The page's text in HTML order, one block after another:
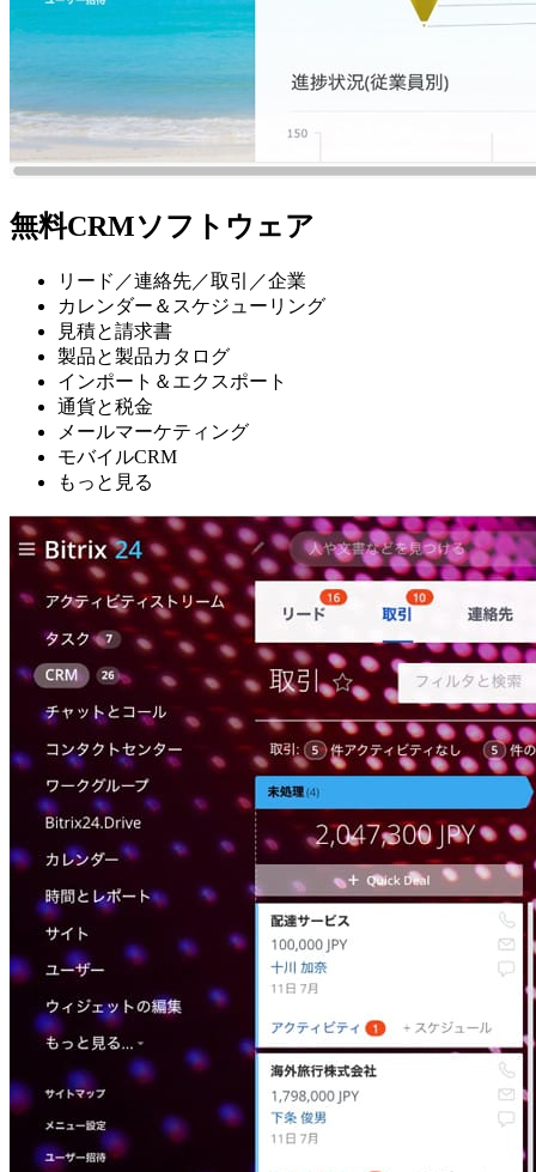
無料CRMソフトウェア
リード／連絡先／取引／企業
カレンダー＆スケジューリング
見積と請求書
製品と製品カタログ
インポート＆エクスポート
通貨と税金
メールマーケティング
モバイルCRM
もっと見る